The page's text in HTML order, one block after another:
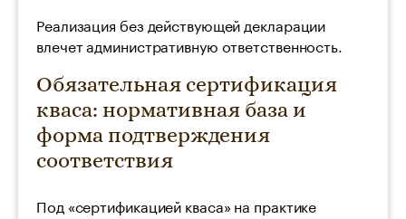
Реализация без действующей декларации
влечет административную ответственность.
Обязательная сертификация
кваса: нормативная база и
форма подтверждения
соответствия
Под «сертификацией кваса» на практике